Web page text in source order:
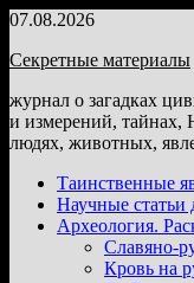
Перейти
содержимому
07.08.2026
Секретные материалы
журнал о загадках
и измерений, тайнах,
людях, животных,
Таинственные
Научные статьи
Археология.
Славяно-
Кровь на